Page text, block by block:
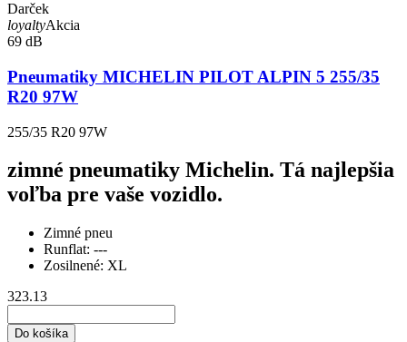
Darček
loyaltyAkcia
69 dB
Pneumatiky MICHELIN PILOT ALPIN 5 255/35
R20 97W
255/35 R20 97W
zimné pneumatiky Michelin. Tá najlepšia
voľba pre vaše vozidlo.
Zimné pneu
Runflat: ---
Zosilnené: XL
323.13
Do košíka